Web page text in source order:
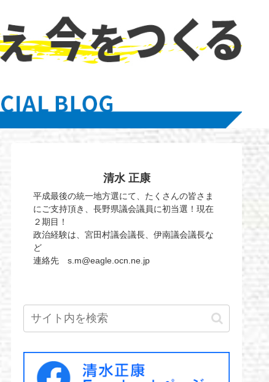
清水 正康
平成最後の統一地方選にて、たくさんの皆さま
にご支持頂き、長野県議会議員に初当選！現在
２期目！
政治経験は、宮田村議会議長、伊南議会議長な
ど
連絡先 s.m@eagle.ocn.ne.jp